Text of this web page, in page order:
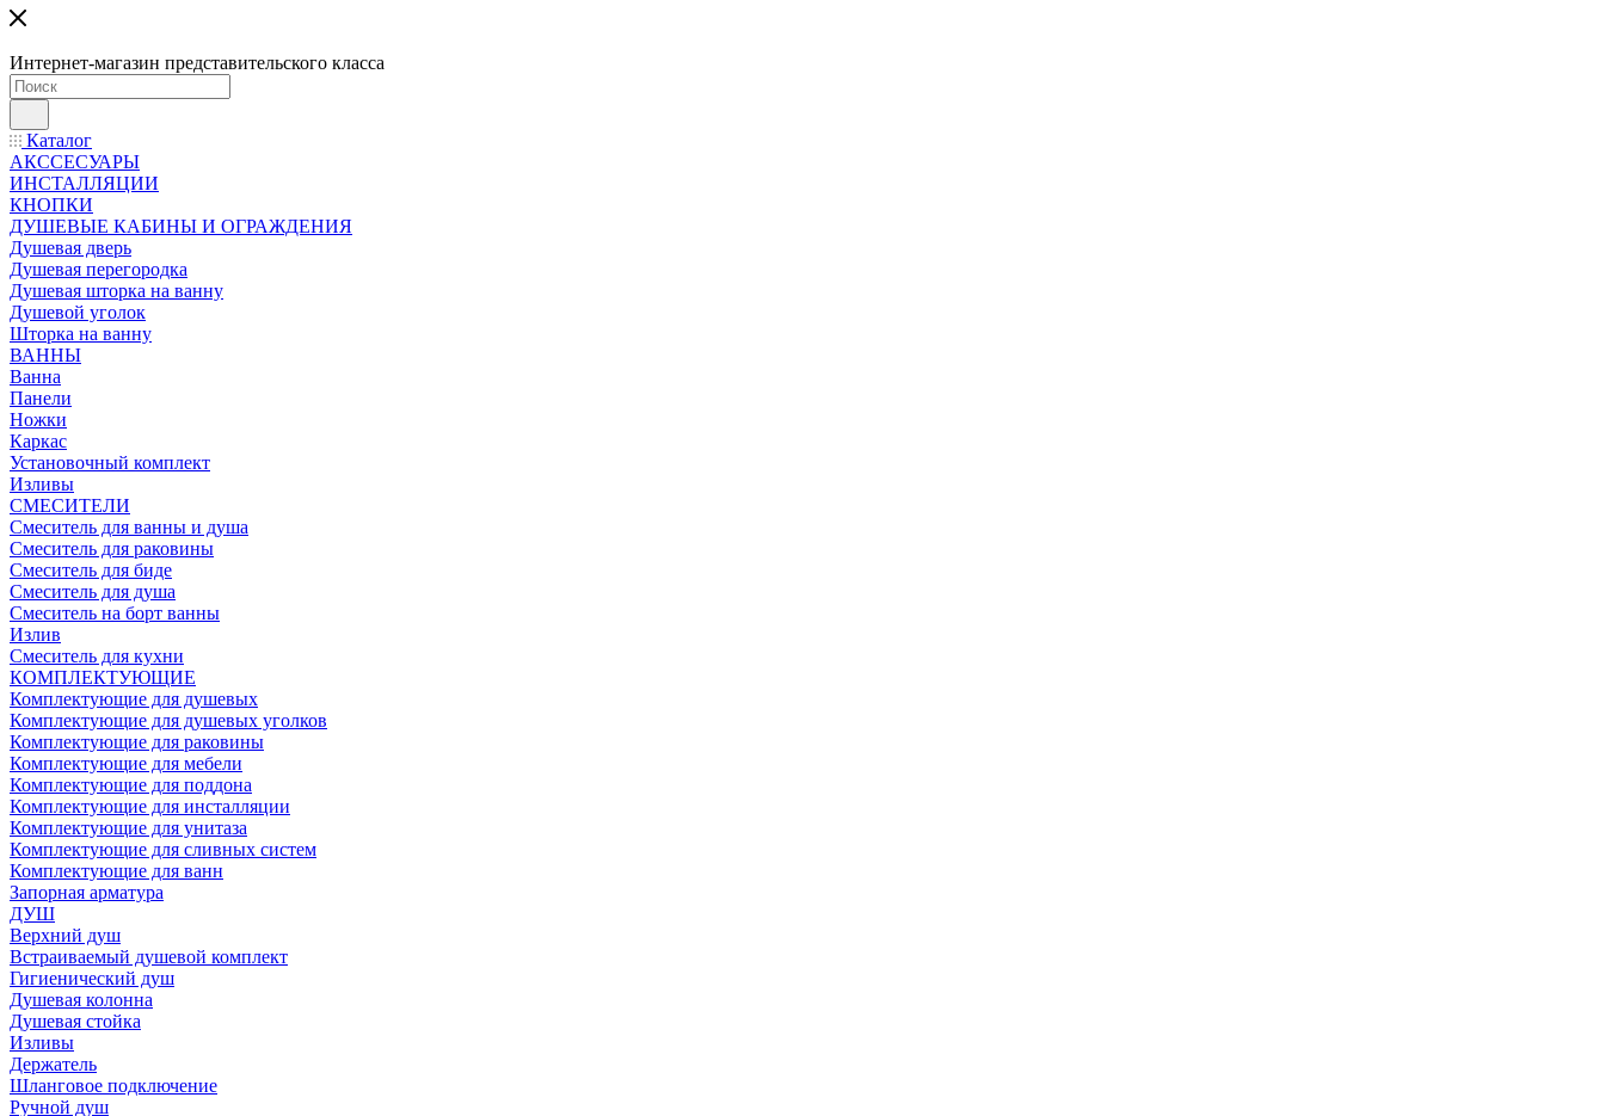
Интернет-магазин представительского класса
Каталог
АКССЕСУАРЫ
ИНСТАЛЛЯЦИИ
КНОПКИ
ДУШЕВЫЕ КАБИНЫ И ОГРАЖДЕНИЯ
Душевая дверь
Душевая перегородка
Душевая шторка на ванну
Душевой уголок
Шторка на ванну
ВАННЫ
Ванна
Панели
Ножки
Каркас
Установочный комплект
Изливы
СМЕСИТЕЛИ
Смеситель для ванны и душа
Смеситель для раковины
Смеситель для биде
Смеситель для душа
Смеситель на борт ванны
Излив
Смеситель для кухни
КОМПЛЕКТУЮЩИЕ
Комплектующие для душевых
Комплектующие для душевых уголков
Комплектующие для раковины
Комплектующие для мебели
Комплектующие для поддона
Комплектующие для инсталляции
Комплектующие для унитаза
Комплектующие для сливных систем
Комплектующие для ванн
Запорная арматура
ДУШ
Верхний душ
Встраиваемый душевой комплект
Гигиенический душ
Душевая колонна
Душевая стойка
Изливы
Держатель
Шланговое подключение
Ручной душ